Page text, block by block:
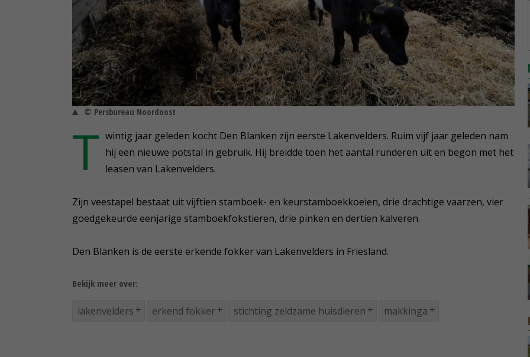
© Persbureau Noordoost
T wintig jaar geleden kocht Den Blanken zijn eerste Lakenvelders. Ruim vijf jaar geleden nam
hij een nieuwe potstal in gebruik. Hij breidde toen het aantal runderen uit en begon met het
leasen van Lakenvelders.
Zijn veestapel bestaat uit vijftien stamboek- en keurstamboekkoeien, drie drachtige vaarzen, vier
goedgekeurde eenjarige stamboekfokstieren, drie pinken en dertien kalveren.
Den Blanken is de eerste erkende fokker van Lakenvelders in Friesland.
Bekijk meer over:
lakenvelders erkend fokker stichting zeldzame huisdieren makkinga